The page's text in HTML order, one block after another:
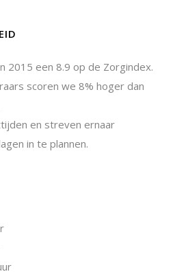
2015 een 8.9 op de Zorgindex.
scoren we 8% hoger dan
en streven ernaar
in te plannen.